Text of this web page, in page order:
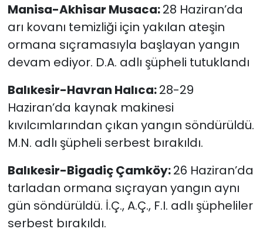
Manisa-Akhisar Musaca:28 Haziran’da
arı kovanı temizliği için yakılan ateşin
ormana sıçramasıyla başlayan yangın
devam ediyor. D.A. adlı şüpheli tutuklandı
Balıkesir-Havran Halıca:28-29
Haziran’da kaynak makinesi
kıvılcımlarından çıkan yangın söndürüldü.
M.N. adlı şüpheli serbest bırakıldı.
Balıkesir-Bigadiç Çamköy:26 Haziran’da
tarladan ormana sıçrayan yangın aynı
gün söndürüldü. İ.Ç., A.Ç., F.I. adlı şüpheliler
serbest bırakıldı.